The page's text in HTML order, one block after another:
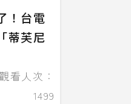
！台電
蒂芙尼
看人次：
1499